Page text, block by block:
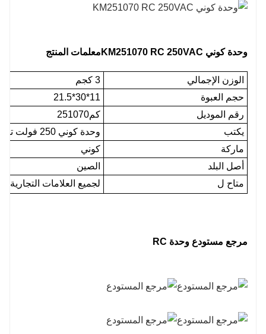
وحدة كوني KM251070 RC 250VAC معلمات المنتج
الوزن الإجمالي
3 كجم
حجم العبوة
11*30*21.5
رقم الموديل
كم251070
يكتب
وحدة كوني 250 فولت تيار متردد
ماركة
كوني
أصل البلد
الصين
متاح ل
لجميع العلامات
مرجع مستودع وحدة RC